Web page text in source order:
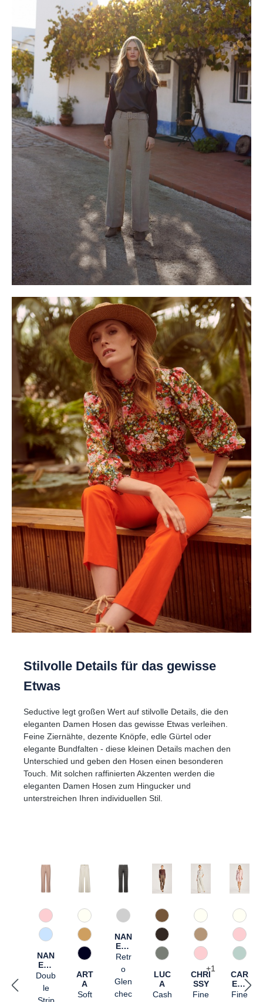
Stilvolle Details für das gewisse
Etwas
Seductive legt großen Wert auf stilvolle Details, die den
eleganten Damen Hosen das gewisse Etwas verleihen.
Feine Ziernähte, dezente Knöpfe, edle Gürtel oder
elegante Bundfalten - diese kleinen Details machen den
Unterschied und geben den Hosen einen besonderen
Touch. Mit solchen raffinierten Akzenten werden die
eleganten Damen Hosen zum Hingucker und
unterstreichen Ihren individuellen Stil.
57 Rosé gemustert
82 Hellblau gemustert
NAN
ETT
E
Doub
le
120 Natur
374 Cashew
890 Marine
ART
A
Soft
91 Grau gemustert
NAN
ETT
E
Retr
o
Glen
chec
633 Haselnuss
690 Dunkelbraun
946 Castlerock
LUC
A
Cash
120 Natur
346 Ingwer
510 Rosé
+1
CHRI
SSY
Fine
120
510
811
CAR
ETT
E
Fine